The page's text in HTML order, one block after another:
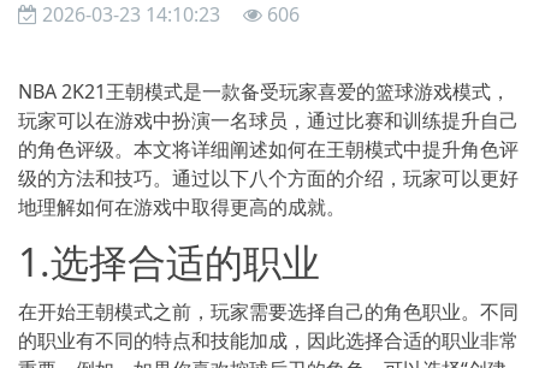
2026-03-23 14:10:23 606
NBA 2K21王朝模式是一款备受玩家喜爱的篮球游戏模式，
玩家可以在游戏中扮演一名球员，通过比赛和训练提升自己
的角色评级。本文将详细阐述如何在王朝模式中提升角色评
级的方法和技巧。通过以下八个方面的介绍，玩家可以更好
地理解如何在游戏中取得更高的成就。
1.选择合适的职业
在开始王朝模式之前，玩家需要选择自己的角色职业。不同
的职业有不同的特点和技能加成，因此选择合适的职业非常